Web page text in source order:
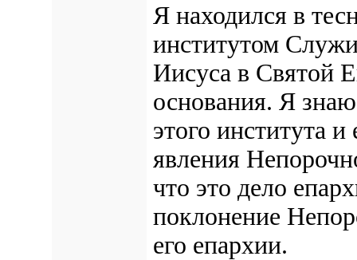
Я находился в
институтом
Иисуса в Святой
основания. Я
этого института
явления
что это дело
поклонение
его епархии.